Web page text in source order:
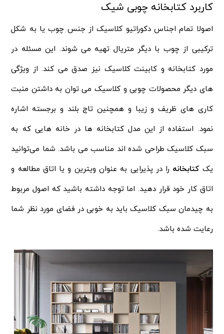
کاربرد کتابخانه چوبی شیک
اصولا تمام اجناس دکوراتیو کلاسیک از جنس چوب یا به شکل
ترکیبی از چوب با دیگر متریال تهیه می‌ شوند. این مسئله در
مورد کتابخانه و کابینت کلاسیک نیز صدق می‌ کند. از ویژگی‌
های دیگر محصولات چوبی و کلاسیک می‌ توان به داشتن منبت‌
کاری‌ های ظریف و زیبا و همچنین تاج بلند و برجسته اشاره
نمود. استفاده از این مدل کتابخانه‌ ها در خانه‌ هایی که به
سبک کلاسیک طراحی شده اند مناسب می باشد. شما می‌توانید
یک کتابخانه را در پذیرایی به عنوان ویترین و یا اتاق مطالعه و
اتاق کار خود قرار دهید. اما توجه داشته باشید که اصول مربوط
به چیدمان سبک کلاسیک باید به خوبی در فضای مورد نظر شما
رعایت شده باشد.